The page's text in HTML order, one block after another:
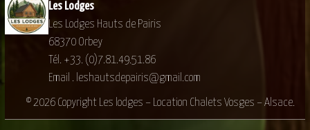
Les Lodges
Les Lodges Hauts de Pairis
68370 Orbey
Tél. +33. (0)7.81.49.51.86
Email . leshautsdepairis@gmail.com
© 2026 Copyright Les lodges – Location Chalets Vosges – Alsace.